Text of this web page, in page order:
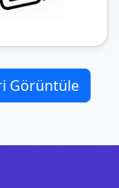
Görüntüle